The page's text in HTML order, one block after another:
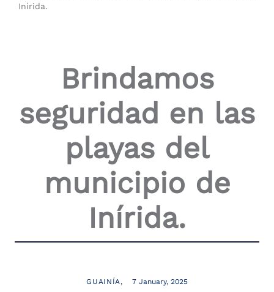
Accessibility
shortcut
activates
Inírida.
Brindamos
seguridad en las
playas del
municipio de
Inírida.
GUAINÍA 7 January, 2025